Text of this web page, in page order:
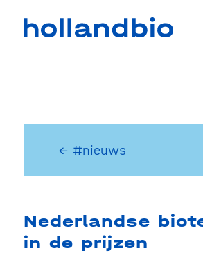
← #nieuws
Nederlandse
in de prijzen